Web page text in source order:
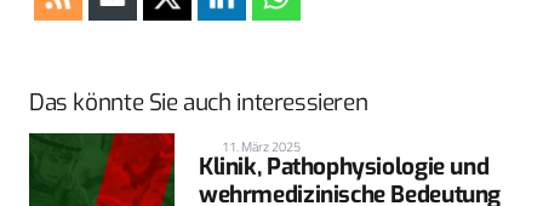
Das könnte Sie auch interessieren
11. März 2025
Klinik, Pathophysiologie und
wehrmedizinische Bedeutung